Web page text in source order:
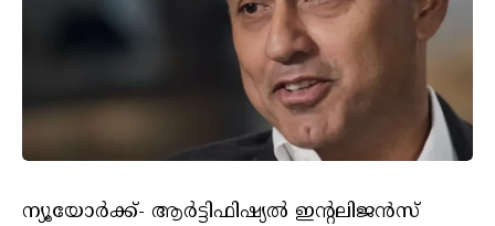
ന്യൂയോർക്ക്- ആർട്ടിഫിഷ്യൽ ഇന്റലിജൻസ്